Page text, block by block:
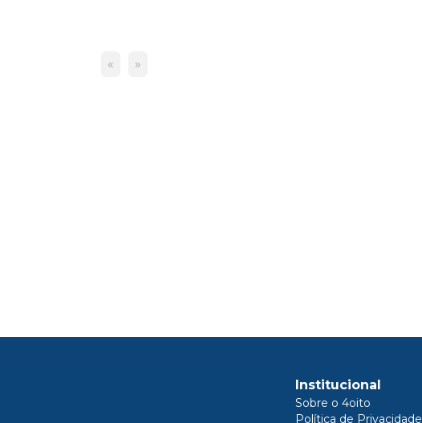
« »
Institucional
Sobre o 4oito
Política de Privacidade